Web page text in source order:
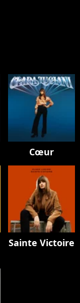
Cœur
Sainte Victoire